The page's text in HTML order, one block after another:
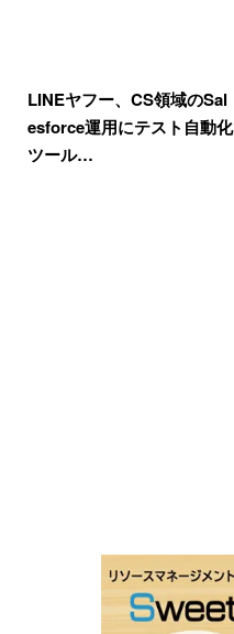
LINEヤフー、CS領域のSal
esforce運用にテスト自動化
ツール…